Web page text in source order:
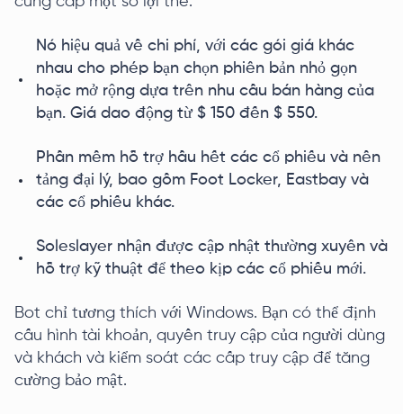
Nó hiệu quả về chi phí, với các gói giá khác
nhau cho phép bạn chọn phiên bản nhỏ gọn
hoặc mở rộng dựa trên nhu cầu bán hàng của
bạn. Giá dao động từ $ 150 đến $ 550.
Phần mềm hỗ trợ hầu hết các cổ phiếu và nền
tảng đại lý, bao gồm Foot Locker, Eastbay và
các cổ phiếu khác.
Soleslayer nhận được cập nhật thường xuyên và
hỗ trợ kỹ thuật để theo kịp các cổ phiếu mới.
Bot chỉ tương thích với Windows. Bạn có thể định
cấu hình tài khoản, quyền truy cập của người dùng
và khách và kiểm soát các cấp truy cập để tăng
cường bảo mật.